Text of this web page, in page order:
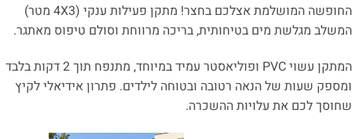
החופשה המושלמת אצלכם בחצר! מתקן פעילות ענקי (4X3 מטר)
בריכה מרווחת וסולם טיפוס מאתגר.
המתקן עשוי PVC ופוליאסטר עמיד במיוחד, מתנפח תוך 2 דקות בלבד
ובטוחה לילדים. פתרון אידיאלי לקיץ